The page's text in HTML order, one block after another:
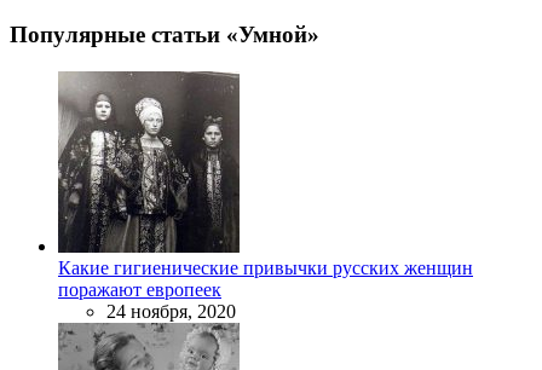
Популярные статьи «Умной»
Какие гигиенические привычки русских женщин
поражают европеек
24 ноября, 2020